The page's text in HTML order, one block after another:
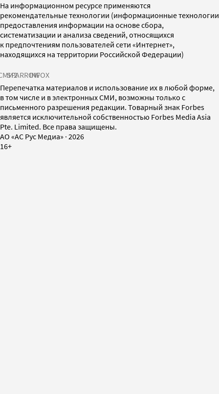
На информационном ресурсе применяются
рекомендательные технологии (информационные технологии
предоставления информации на основе сбора,
систематизации и анализа сведений, относящихся
к предпочтениям пользователей сети «Интернет»,
находящихся на территории Российской Федерации)
SPARROWINFOX
Перепечатка материалов и использование их в любой форме,
в том числе и в электронных СМИ, возможны только с
письменного разрешения редакции. Товарный знак Forbes
является исключительной собственностью Forbes Media Asia
Pte. Limited. Все права защищены.
AO «АС Рус Медиа» · 2026
16+